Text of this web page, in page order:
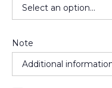
Note